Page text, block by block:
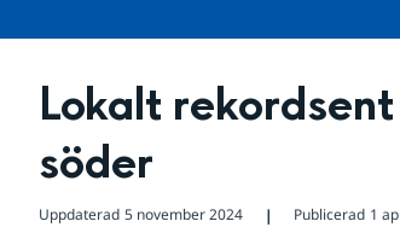
Lokalt
söder
Uppdaterad 5 november 2024 ❘ Publicerad 1